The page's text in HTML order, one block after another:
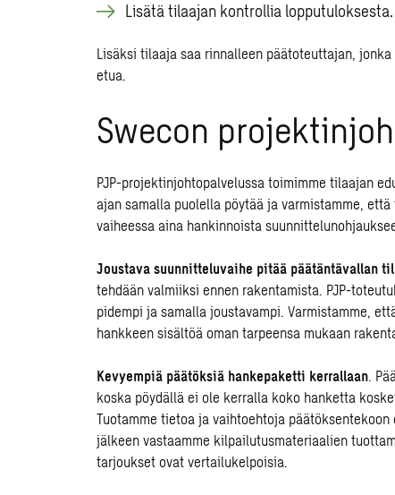
Lisätä tilaajan kontrollia lopputuloksesta.
Lisäksi tilaaja saa rinnalleen päätoteuttajan,
etua.
Swecon
PJP-projektinjohtopalvelussa toimimme tilaajan
ajan samalla puolella pöytää ja varmistamme,
vaiheessa aina hankinnoista
Joustava suunnitteluvaihe pitää päätäntävallan
tehdään valmiiksi ennen rakentamista. PJP-
pidempi ja samalla joustavampi. Varmistamme,
hankkeen sisältöä oman tarpeensa mukaan
Kevyempiä päätöksiä hankepaketti kerrallaan.
koska pöydällä ei ole kerralla koko hanketta
Tuotamme tietoa ja vaihtoehtoja
jälkeen vastaamme kilpailutusmateriaalien
tarjoukset ovat vertailukelpoisia.